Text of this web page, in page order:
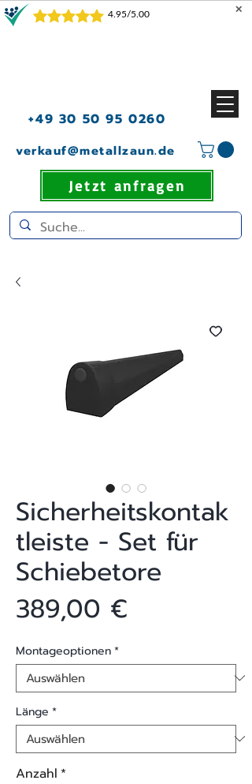
✕
+49 30 50 95 0260
verkauf@metallzaun.de
Jetzt anfragen
Sicherheitskontak
tleiste - Set für
Schiebetore
389,00 €
Montageoptionen*
Länge *
Anzahl *